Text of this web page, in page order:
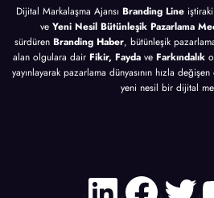
Dijital Markalaşma Ajansı Branding Line
ve Yeni Nesil Bütünleşik Pazarlama
sürdüren Branding Haber, bütünleşik
alan olgulara dair Fikir, Fayda ve Farkındalık
yayınlayarak pazarlama dünyasının hızla
yeni nesil bir dijital